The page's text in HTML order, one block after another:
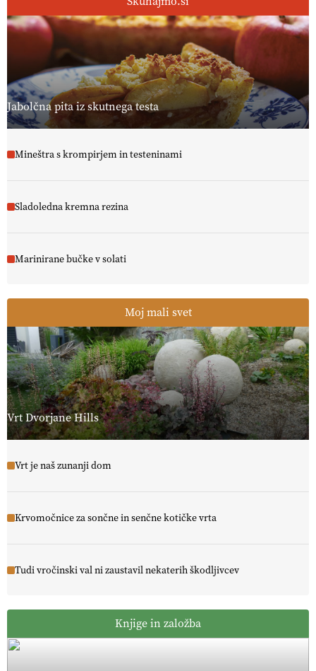
Jabolčna pita iz skutnega testa
Mineštra s krompirjem in testeninami
Sladoledna kremna rezina
Marinirane bučke v solati
Moj mali svet
Vrt Dvorjane Hills
Vrt je naš zunanji dom
Krvomočnice za sončne in senčne kotičke vrta
Tudi vročinski val ni zaustavil nekaterih škodljivcev
Knjige in založba